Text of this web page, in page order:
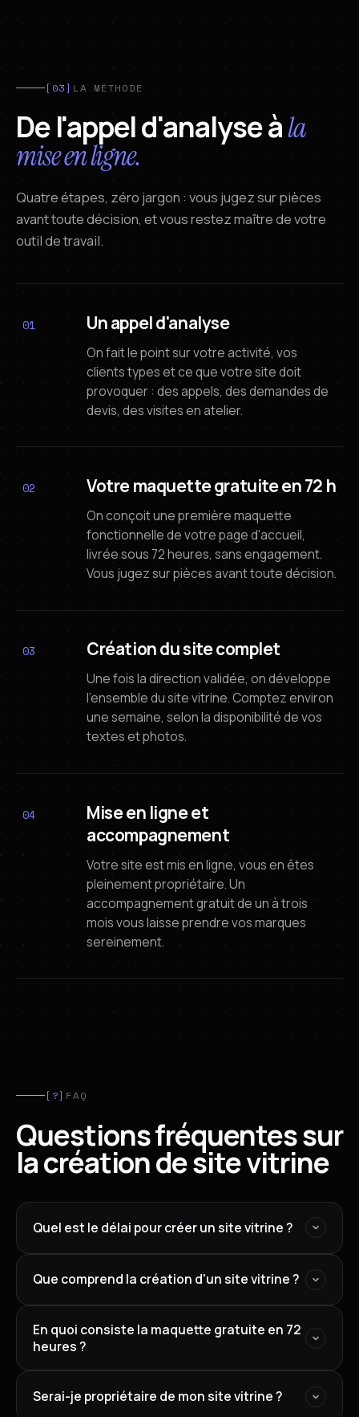
[03] LA MÉTHODE
De l'appel d'analyse àla
mise en ligne.
Quatre étapes, zéro jargon : vous jugez sur pièces
avant toute décision, et vous restez maître de votre
outil de travail.
01 Un appel d'analyse
On fait le point sur votre activité, vos
clients types et ce que votre site doit
provoquer : des appels, des demandes de
devis, des visites en atelier.
02 Votre maquette gratuite en 72 h
On conçoit une première maquette
fonctionnelle de votre page d'accueil,
livrée sous 72 heures, sans engagement.
Vous jugez sur pièces avant toute décision.
03 Création du site complet
Une fois la direction validée, on développe
l'ensemble du site vitrine. Comptez environ
une semaine, selon la disponibilité de vos
textes et photos.
04
Mise en ligne et
accompagnement
Votre site est mis en ligne, vous en êtes
pleinement propriétaire. Un
accompagnement gratuit de un à trois
mois vous laisse prendre vos marques
sereinement.
[?] FAQ
Questions fréquentes sur
la création de site vitrine
Quel est le délai pour créer un site vitrine ?
Que comprend la création d'un site vitrine ?
En quoi consiste la maquette gratuite en 72
heures ?
Serai-je propriétaire de mon site vitrine ?